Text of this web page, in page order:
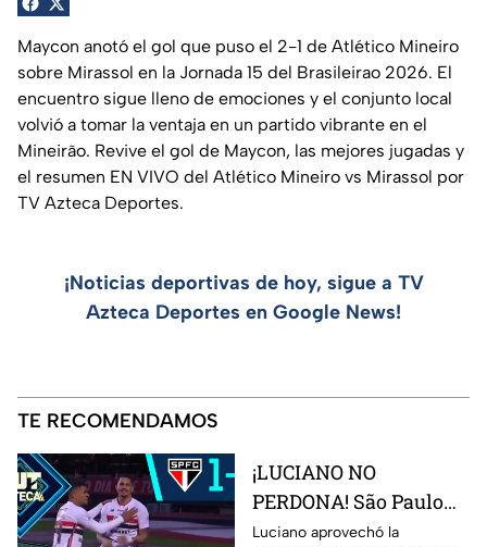
Maycon anotó el gol que puso el 2-1 de Atlético Mineiro
sobre Mirassol en la Jornada 15 del Brasileirao 2026. El
encuentro sigue lleno de emociones y el conjunto local
volvió a tomar la ventaja en un partido vibrante en el
Mineirão. Revive el gol de Maycon, las mejores jugadas y
el resumen EN VIVO del Atlético Mineiro vs Mirassol por
TV Azteca Deportes.
¡Noticias deportivas de hoy, sigue a TV
Azteca Deportes en Google News!
TE RECOMENDAMOS
¡LUCIANO NO
PERDONA! São Paulo
pega primero ante
Luciano aprovechó la